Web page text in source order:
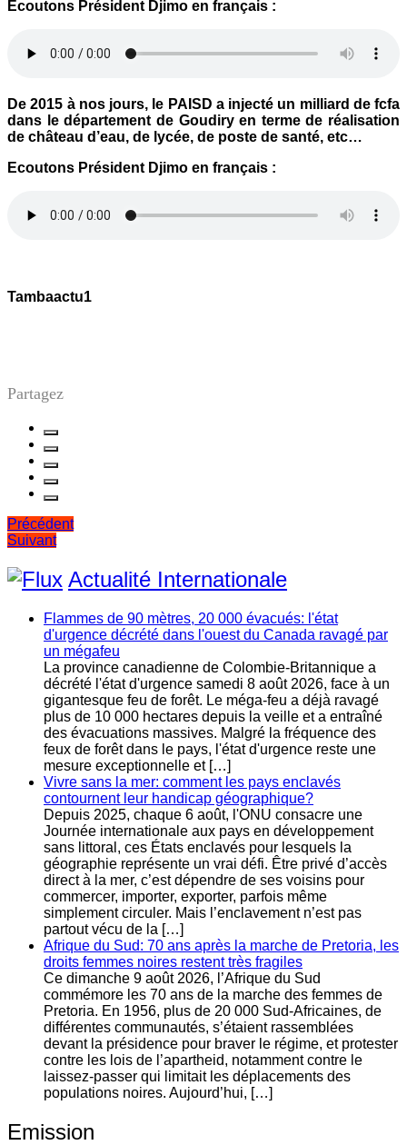
Ecoutons Président Djimo en français :
De 2015 à nos jours, le PAISD a injecté un milliard de fcfa
dans le département de Goudiry en terme de réalisation
de château d’eau, de lycée, de poste de santé, etc…
Ecoutons Président Djimo en français :
Tambaactu1
Partagez
Navigation
de
l’article
Précédent
Suivant
Actualité Internationale
Flammes de 90 mètres, 20 000 évacués: l'état
d'urgence décrété dans l'ouest du Canada ravagé par
un mégafeu
La province canadienne de Colombie-Britannique a
décrété l'état d'urgence samedi 8 août 2026, face à un
gigantesque feu de forêt. Le méga-feu a déjà ravagé
plus de 10 000 hectares depuis la veille et a entraîné
des évacuations massives. Malgré la fréquence des
feux de forêt dans le pays, l'état d'urgence reste une
mesure exceptionnelle et […]
Vivre sans la mer: comment les pays enclavés
contournent leur handicap géographique?
Depuis 2025, chaque 6 août, l'ONU consacre une
Journée internationale aux pays en développement
sans littoral, ces États enclavés pour lesquels la
géographie représente un vrai défi. Être privé d’accès
direct à la mer, c’est dépendre de ses voisins pour
commercer, importer, exporter, parfois même
simplement circuler. Mais l’enclavement n’est pas
partout vécu de la […]
Afrique du Sud: 70 ans après la marche de Pretoria, les
droits femmes noires restent très fragiles
Ce dimanche 9 août 2026, l’Afrique du Sud
commémore les 70 ans de la marche des femmes de
Pretoria. En 1956, plus de 20 000 Sud-Africaines, de
différentes communautés, s’étaient rassemblées
devant la présidence pour braver le régime, et protester
contre les lois de l’apartheid, notamment contre le
laissez-passer qui limitait les déplacements des
populations noires. Aujourd’hui, […]
Emission